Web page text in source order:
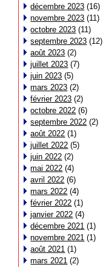
décembre 2023 (16)
novembre 2023 (11)
octobre 2023 (11)
septembre 2023 (12)
août 2023 (2)
juillet 2023 (7)
juin 2023 (5)
mars 2023 (2)
février 2023 (2)
octobre 2022 (6)
septembre 2022 (2)
août 2022 (1)
juillet 2022 (5)
juin 2022 (2)
mai 2022 (4)
avril 2022 (6)
mars 2022 (4)
février 2022 (1)
janvier 2022 (4)
décembre 2021 (1)
novembre 2021 (1)
août 2021 (1)
mars 2021 (2)